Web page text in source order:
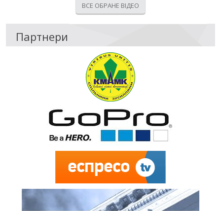
ВСЕ ОБРАНЕ ВІДЕО
Партнери